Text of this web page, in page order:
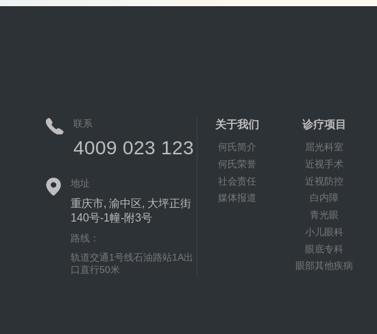
联系
4009 023 123
地址
重庆市, 渝中区, 大坪正街
140号-1幢-附3号
路线：
轨道交通1号线石油路站1A出
口直行50米
关于我们
何氏简介
何氏荣誉
社会责任
媒体报道
诊疗项目
屈光科室
近视手术
近视防控
白内障
青光眼
小儿眼科
眼底专科
眼部其他疾病